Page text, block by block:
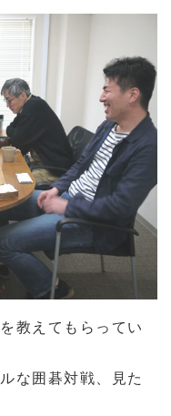
教えてもらってい
な囲碁対戦、見た